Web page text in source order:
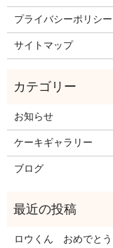
プライバシーポリシー
サイトマップ
お知らせ
ケーキギャラリー
ブログ
ロウくん おめでとう